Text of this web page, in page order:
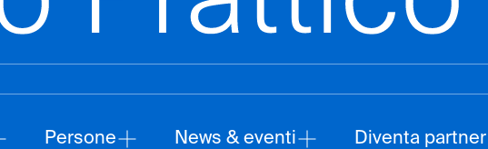
Persone News & eventi Diventa partner